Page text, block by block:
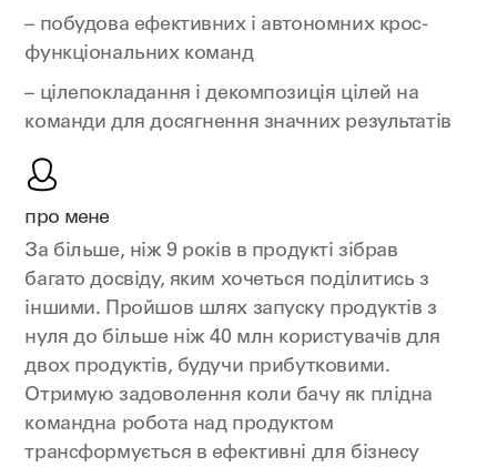
– побудова ефективних і автономних крос-
функціональних команд
– цілепокладання і декомпозиція цілей на
команди для досягнення значних результатів
про мене
За більше, ніж 9 років в продукті зібрав
багато досвіду, яким хочеться поділитись з
іншими. Пройшов шлях запуску продуктів з
нуля до більше ніж 40 млн користувачів для
двох продуктів, будучи прибутковими.
Отримую задоволення коли бачу як плідна
командна робота над продуктом
трансформується в ефективні для бізнесу